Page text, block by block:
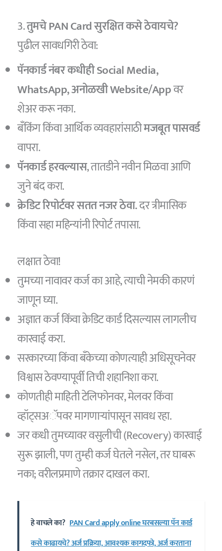
3.तुमचे PAN Card सुरक्षित कसे ठेवायचे?
पुढील सावधगिरी ठेवा:
पॅनकार्ड नंबर कधीही Social Media,
WhatsApp, अनोळखी Website/Appवर
शेअर करू नका.
बँकिंग किंवा आर्थिक व्यवहारांसाठीमजबूत पासवर्ड
वापरा.
पॅनकार्ड हरवल्यास, तातडीने नवीन मिळवा आणि
जुने बंद करा.
क्रेडिट रिपोर्टवर सतत नजर ठेवा.दर त्रीमासिक
किंवा सहा महिन्यांनी रिपोर्ट तपासा.
लक्षात ठेवा!
तुमच्या नावावर कर्ज का आहे, त्याची नेमकी कारणं
जाणून घ्या.
अज्ञात कर्ज किंवा क्रेडिट कार्ड दिसल्यास लागलीच
कारवाई करा.
सरकारच्या किंवा बँकेच्या कोणत्याही अधिसूचनेवर
विश्वास ठेवण्यापूर्वी तिची शहानिशा करा.
कोणतीही माहिती टेलिफोनवर, मेलवर किंवा
व्हॉट्सअॅपवर मागणाऱ्यांपासून सावध रहा.
जर कधी तुमच्यावर वसुलीची (Recovery) कारवाई
सुरू झाली, पण तुम्ही कर्ज घेतले नसेल, तर घाबरू
नका; वरीलप्रमाणे तक्रार दाखल करा.
हे वाचले का? PAN Card apply online घरबसल्या पॅन कार्ड
कसे काढायचे? अर्ज प्रक्रिया, आवश्यक कागदपत्रे, अर्ज करताना